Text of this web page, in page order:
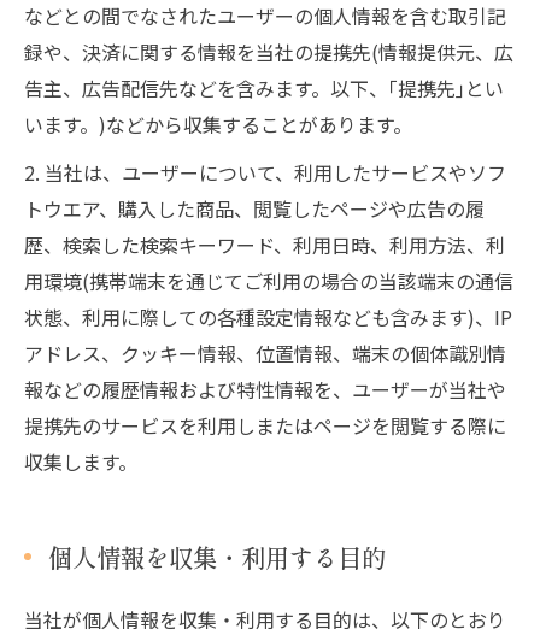
などとの間でなされたユーザーの個人情報を含む取引記
録や、決済に関する情報を当社の提携先(情報提供元、広
告主、広告配信先などを含みます。以下、｢提携先｣とい
います。)などから収集することがあります。
2. 当社は、ユーザーについて、利用したサービスやソフ
トウエア、購入した商品、閲覧したページや広告の履
歴、検索した検索キーワード、利用日時、利用方法、利
用環境(携帯端末を通じてご利用の場合の当該端末の通信
状態、利用に際しての各種設定情報なども含みます)、IP
アドレス、クッキー情報、位置情報、端末の個体識別情
報などの履歴情報および特性情報を、ユーザーが当社や
提携先のサービスを利用しまたはページを閲覧する際に
収集します。
個人情報を収集・利用する目的
当社が個人情報を収集・利用する目的は、以下のとおり